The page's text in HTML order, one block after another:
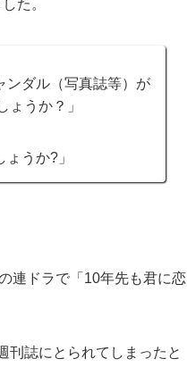
た。
ンダル（写真誌等）が
うか？」
うか?」
連ドラで「10年先も君に恋
刊誌にとられてしまったと